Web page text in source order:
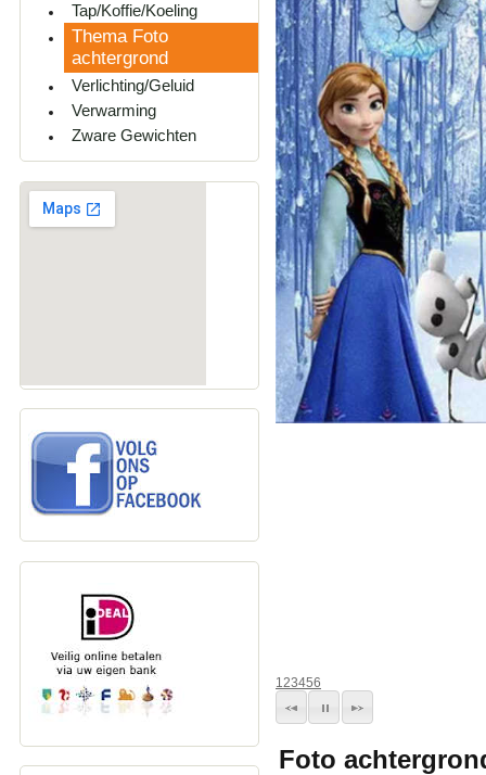
Tap/Koffie/Koeling
Thema Foto
achtergrond
Verlichting/Geluid
Verwarming
Zware Gewichten
123456
Foto